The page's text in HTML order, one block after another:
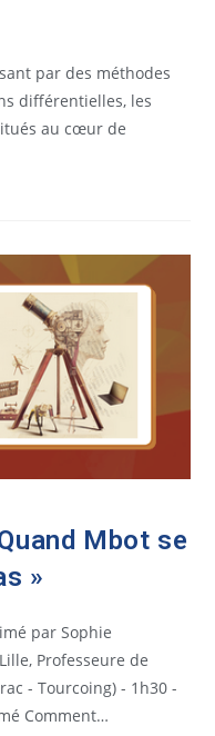
par des méthodes
différentielles, les
au cœur de
Mbot se
»
par Sophie
Professeure de
- Tourcoing) - 1h30 -
Comment…